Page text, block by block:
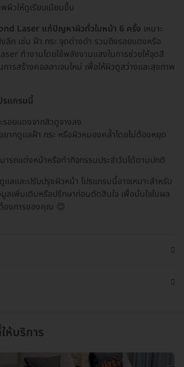
วให้ดูเรียบเนียนขึ้น
Laser แก้ปัญหาผิวทั่วใบหน้า 6 ครั้ง เหมาะ
ก เช่น ฝ้า กระ จุดด่างดำ รวมถึงรอยแดงหรือ
ทำงานโดยใช้พลังงานแสงในการช่วยให้จุดสี
ารสร้างคอลลาเจนใหม่ เพื่อให้ผิวดูสว่างและสุขภาพ
รแกรมนี้
รอยแดงจากสิวดูจางลง
ยากดูแลฝ้า กระ หรือผิวหมองคล้ำโดยไม่ต้องหยุด
ารถแต่งหน้าหรือทำกิจกรรมประจำวันได้ตามปกติ
ลและปรับปรุงผิวหน้า โปรแกรมนี้อาจเหมาะสำหรับ
ลเพิ่มเติมหรือปรึกษาก่อนตัดสินใจ เพื่อมั่นใจในผล
องการของคุณ 😊
ห้บริการ